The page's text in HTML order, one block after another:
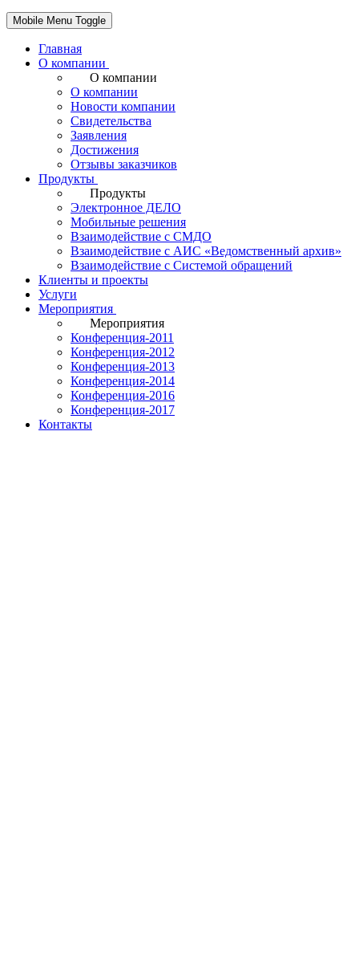
Mobile Menu Toggle
Главная
О компании
О компании
О компании
Новости компании
Свидетельства
Заявления
Достижения
Отзывы заказчиков
Продукты
Продукты
Электронное ДЕЛО
Мобильные решения
Взаимодействие с СМДО
Взаимодействие с АИС «Ведомственный архив»
Взаимодействие с Системой обращений
Клиенты и проекты
Услуги
Мероприятия
Мероприятия
Конференция-2011
Конференция-2012
Конференция-2013
Конференция-2014
Конференция-2016
Конференция-2017
Контакты